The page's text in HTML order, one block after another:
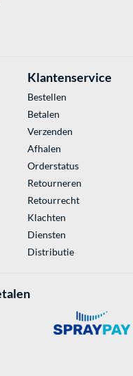
Klantenservice
Bestellen
Betalen
Verzenden
Afhalen
Orderstatus
Retourneren
Retourrecht
Klachten
Diensten
Distributie